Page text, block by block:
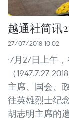
越通社简讯
27/07/2018 10:02
·7月27日上午
（1947.7.27-
主席、国会、
往英雄烈士纪
胡志明主席的遗